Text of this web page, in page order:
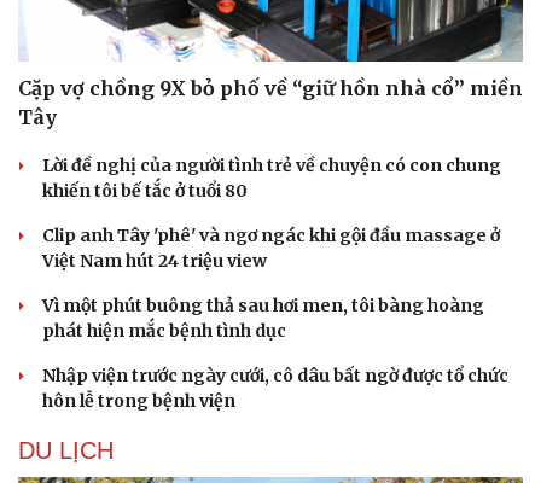
Cặp vợ chồng 9X bỏ phố về “giữ hồn nhà cổ” miền
Tây
Lời đề nghị của người tình trẻ về chuyện có con chung
khiến tôi bế tắc ở tuổi 80
Clip anh Tây 'phê' và ngơ ngác khi gội đầu massage ở
Việt Nam hút 24 triệu view
Vì một phút buông thả sau hơi men, tôi bàng hoàng
phát hiện mắc bệnh tình dục
Nhập viện trước ngày cưới, cô dâu bất ngờ được tổ chức
hôn lễ trong bệnh viện
DU LỊCH